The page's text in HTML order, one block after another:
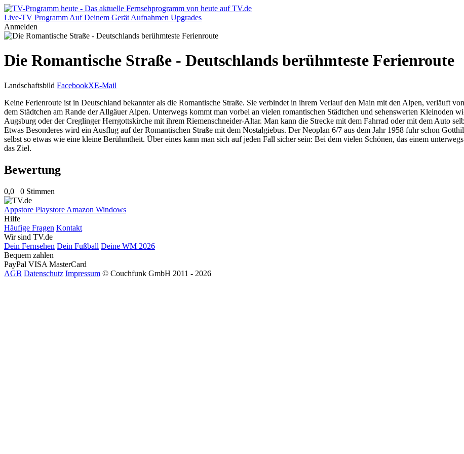
Live-TV Programm Auf Deinem Gerät Aufnahmen Upgrades
Anmelden
Die Romantische Straße - Deutschlands berühmteste Ferienroute
Landschaftsbild FacebookXE-Mail
Keine Ferienroute ist in Deutschland bekannter als die Romantische Straße. Sie verbindet in ihrem Verlauf den Main mit den Alpen, verläuft
dem Städtchen am Rande der Allgäuer Alpen. Unterwegs kommt man vorbei an vielen romantischen Städtchen und sehenswerten Kleinoden
Augsburg oder der Creglinger Herrgottskirche mit ihrem Riemenschneider-Altar. Man kann die Strecke mit dem Fahrrad oder mit dem Auto
Etwas Besonderes wird ein Ausflug auf der Romantischen Straße mit dem Nostalgiebus. Der Neoplan 6/7 aus dem Jahr 1958 fuhr schon
selbst so etwas wie eine kleine Berühmtheit. Über eines kann man sich auf jeden Fall sicher sein: Bei dem vielen Schönen, das einem
das Ziel.
Bewertung
0,0 0 Stimmen
Appstore Playstore Amazon Windows
Hilfe
Häufige Fragen Kontakt
Wir sind TV.de
Dein Fernsehen Dein Fußball Deine WM 2026
Bequem zahlen
PayPal VISA MasterCard
AGB Datenschutz Impressum © Couchfunk GmbH 2011 - 2026